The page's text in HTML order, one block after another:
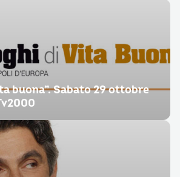
buona”. Sabato 29 ottobre